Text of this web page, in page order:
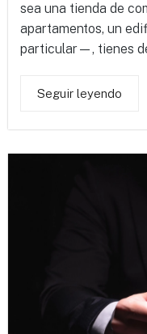
sea una tienda de
apartamentos, un
particular—, tienes
Seguir leyendo